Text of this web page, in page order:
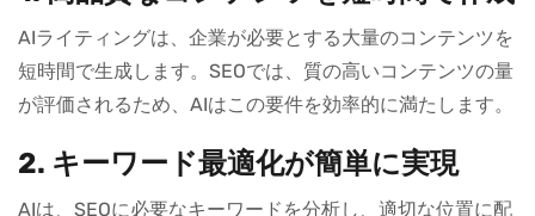
AIライティングは、企業が必要とする大量のコンテンツを
短時間で生成します。SEOでは、質の高いコンテンツの量
が評価されるため、AIはこの要件を効率的に満たします。
2. キーワード最適化が簡単に実現
AIは、SEOに必要なキーワードを分析し、適切な位置に配